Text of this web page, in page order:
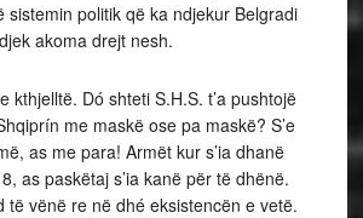
sistemin politik që ka ndjekur Belgradi
akoma drejt nesh.
kthjelltë. Dó shteti S.H.S. t’a pushtojë
me maskë ose pa maskë? S’e
as me para! Armët kur s’ia dhanë
as paskëtaj s’ia kanë për të dhënë.
të vënë re në dhé eksistencën e vetë.